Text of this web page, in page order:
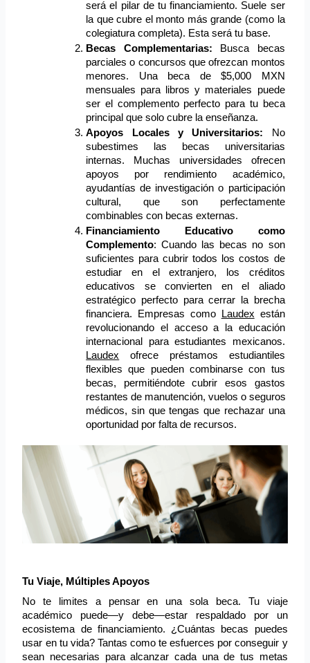
será el pilar de tu financiamiento. Suele ser
la que cubre el monto más grande (como la
colegiatura completa). Esta será tu base.
Becas Complementarias: Busca becas
parciales o concursos que ofrezcan montos
menores. Una beca de $5,000 MXN
mensuales para libros y materiales puede
ser el complemento perfecto para tu beca
principal que solo cubre la enseñanza.
Apoyos Locales y Universitarios: No
subestimes las becas universitarias
internas. Muchas universidades ofrecen
apoyos por rendimiento académico,
ayudantías de investigación o participación
cultural, que son perfectamente
combinables con becas externas.
Financiamiento Educativo como
Complemento: Cuando las becas no son
suficientes para cubrir todos los costos de
estudiar en el extranjero, los créditos
educativos se convierten en el aliado
estratégico perfecto para cerrar la brecha
financiera. Empresas como Laudex están
revolucionando el acceso a la educación
Laudex ofrece préstamos estudiantiles
flexibles que pueden combinarse con tus
becas, permitiéndote cubrir esos gastos
restantes de manutención, vuelos o seguros
médicos, sin que tengas que rechazar una
oportunidad por falta de recursos.
Tu Viaje, Múltiples Apoyos
No te limites a pensar en una sola beca. Tu viaje
académico puede—y debe—estar respaldado por un
ecosistema de financiamiento. ¿Cuántas becas puedes
usar en tu vida? Tantas como te esfuerces por conseguir y
sean necesarias para alcanzar cada una de tus metas